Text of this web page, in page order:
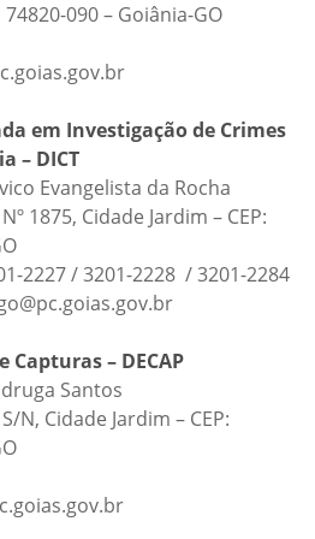
090 – Goiânia-GO
em Investigação de Crimes
– DICT
Evangelista da Rocha
1875, Cidade Jardim – CEP:
2227 / 3201-2228 / 3201-2284
Capturas – DECAP
Santos
N, Cidade Jardim – CEP: